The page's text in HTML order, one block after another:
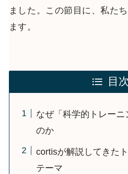
ました。この節目に、私た
ます。
目次
なぜ「科学的トレーニ
のか
cortisが解説してきた
テーマ